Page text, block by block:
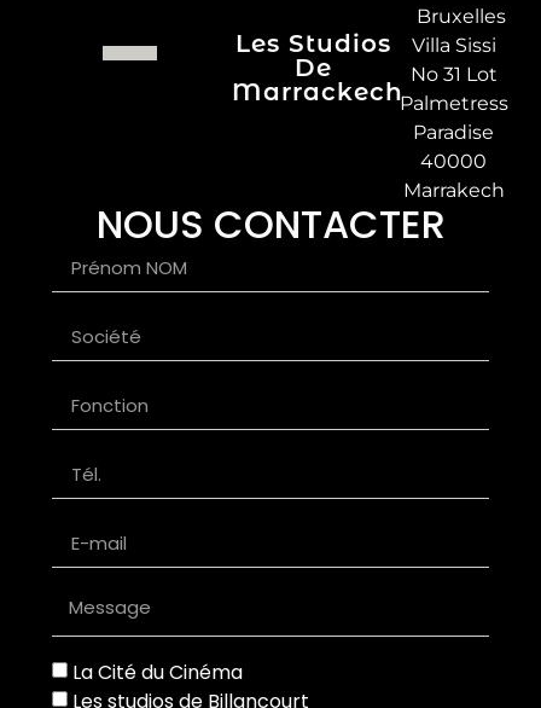
Bruxelles
Les Studios
De
Marrackech
Villa Sissi
No 31 Lot
Palmetress
Paradise
40000
Marrakech
NOUS CONTACTER
La Cité du Cinéma
Les studios de Billancourt